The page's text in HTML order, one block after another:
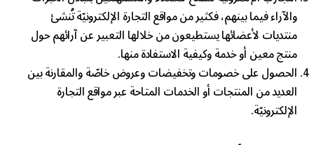
والآراء فيما بينهم، فكثير من مواقع التجارة الإلكترونيّة تُنشئ
منتديات لأعضائها يستطيعون من خلالها التعبير عن آرائهم حول
منتج معين أو خدمة وكيفية الاستفادة منها.
الحصول على خصومات وتخفيضات وعروض خاصّة والمقارنة بين
العديد من المنتجات أو الخدمات المتاحة عبر مواقع التجارة
الإلكترونيّة.